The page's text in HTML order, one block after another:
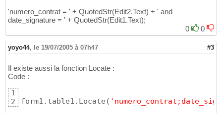
'numero_contrat = ' + QuotedStr(Edit2.Text) + ' and
date_signature = ' + QuotedStr(Edit1.Text);
0
0
yoyo44, le 19/07/2005 à 07h47 #3
Il existe aussi la fonction Locate :
Code :
1
2
form1.table1.Locate (